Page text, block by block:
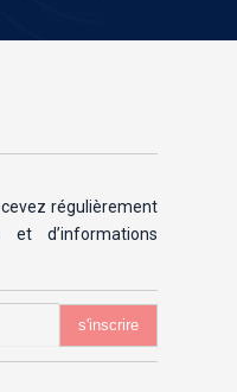
régulièrement
et d’informations